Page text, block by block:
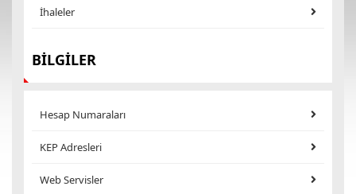
İhaleler
BİLGİLER
Hesap Numaraları
KEP Adresleri
Web Servisler